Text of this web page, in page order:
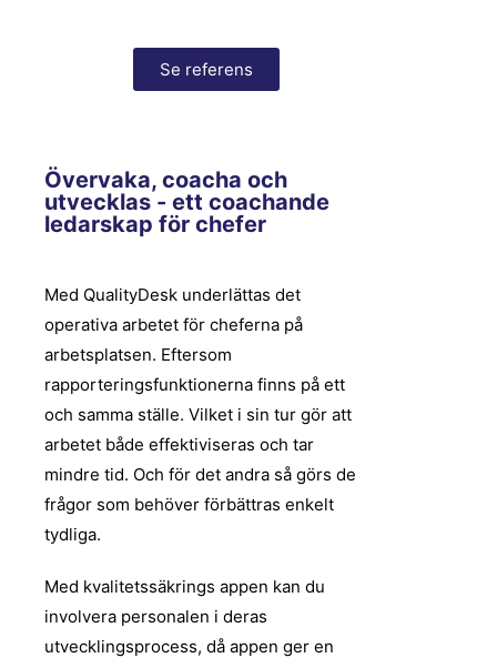
Se referens
Övervaka, coacha och
utvecklas - ett coachande
ledarskap för chefer
Med QualityDesk underlättas det
operativa arbetet för cheferna på
arbetsplatsen. Eftersom
rapporteringsfunktionerna finns på ett
och samma ställe. Vilket i sin tur gör att
arbetet både effektiviseras och tar
mindre tid. Och för det andra så görs de
frågor som behöver förbättras enkelt
tydliga.
Med kvalitetssäkrings appen kan du
involvera personalen i deras
utvecklingsprocess, då appen ger en